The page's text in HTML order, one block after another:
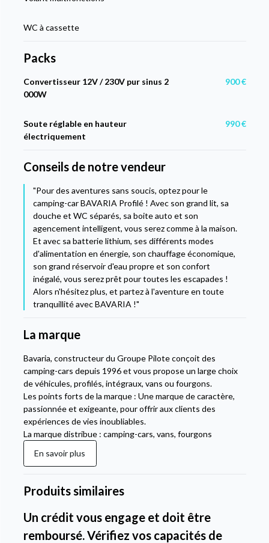
WC à cassette
Packs
Convertisseur 12V / 230V pur sinus 2
000W
900 €
Soute réglable en hauteur
électriquement
990 €
Conseils de notre vendeur
"Pour des aventures sans soucis, optez pour le
camping-car BAVARIA Profilé ! Avec son grand lit, sa
douche et WC séparés, sa boite auto et son
agencement intelligent, vous serez comme à la maison.
Et avec sa batterie lithium, ses différents modes
d'alimentation en énergie, son chauffage économique,
son grand réservoir d'eau propre et son confort
inégalé, vous serez prêt pour toutes les escapades !
Alors n'hésitez plus, et partez à l'aventure en toute
tranquillité avec BAVARIA !"
La marque
Bavaria, constructeur du Groupe Pilote conçoit des
camping-cars depuis 1996 et vous propose un large choix
de véhicules, profilés, intégraux, vans ou fourgons.
Les points forts de la marque : Une marque de caractère,
passionnée et exigeante, pour offrir aux clients des
expériences de vies inoubliables.
La marque distribue : camping-cars, vans, fourgons
En savoir plus
Produits similaires
Un crédit vous engage et doit être
remboursé. Vérifiez vos capacités de